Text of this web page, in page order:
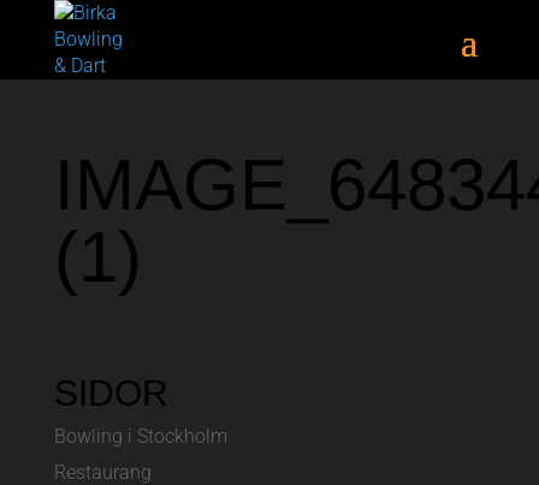
(1)
SIDOR
Bowling i Stockholm
Restaurang